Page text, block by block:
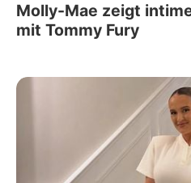
Molly-Mae zeigt
mit Tommy Fury